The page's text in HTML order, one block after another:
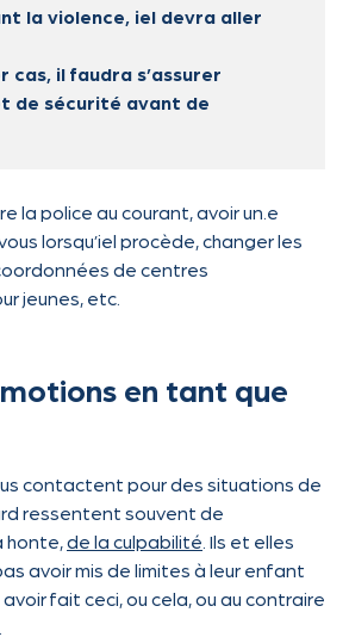
la violence, iel devra aller
cas, il faudra s’assurer
de sécurité avant de
la police au courant, avoir un.e
lorsqu’iel procède, changer les
de centres
jeunes, etc.
en tant que
contactent pour des situations de
ressentent souvent de
honte,de la culpabilité . Ils et elles
avoir mis de limites à leur enfant
fait ceci, ou cela, ou au contraire